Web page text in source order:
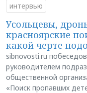
интервью
Усольцевы,
красноярские
какой черте
sibnovosti.ru
руководителем
общественной
«Поиск пропавших